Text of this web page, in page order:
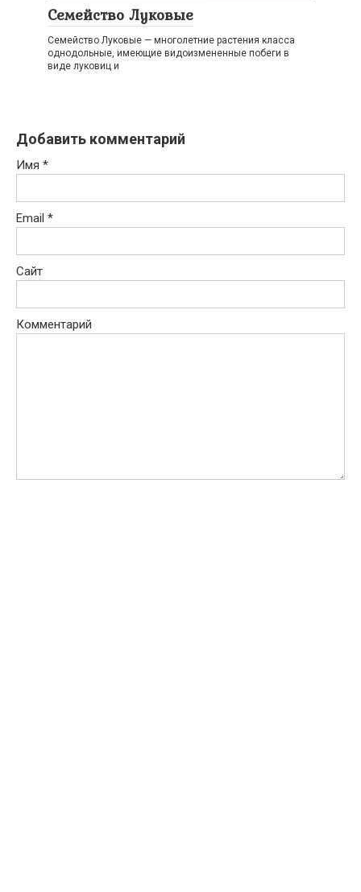
Семейство Луковые
Семейство Луковые — многолетние растения класса
однодольные, имеющие видоизмененные побеги в
виде луковиц и
Добавить комментарий
Имя *
Email *
Сайт
Комментарий